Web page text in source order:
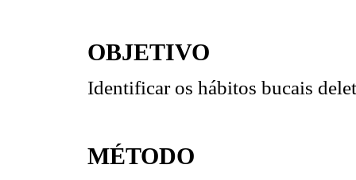
OBJETIVO
Identificar os hábitos bucais
MÉTODO